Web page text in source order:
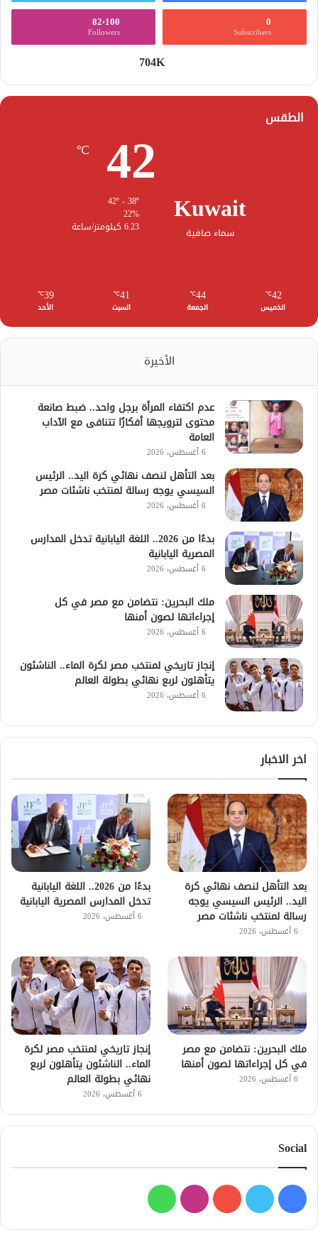
0
Subscribers
82٬100
Followers
704K
الطقس
Kuwait
سماء صافية
42
℃
22%
6.23 كيلومتر/ساعة
42
℃
الخميس
44
℃
الجمعة
41
℃
السبت
39
℃
الأحد
الأخيرة
عدم اكتفاء المرأة برجل واحد.. ضبط صانعة
محتوى لترويجها أفكارًا تتنافى مع الآداب
العامة
6 أغسطس، 2026
بعد التأهل لنصف نهائي كرة اليد.. الرئيس
السيسي يوجه رسالة لمنتخب ناشئات مصر
6 أغسطس، 2026
بدءًا من 2026.. اللغة اليابانية تدخل المدارس
المصرية اليابانية
6 أغسطس، 2026
ملك البحرين: نتضامن مع مصر في كل
إجراءاتها لصون أمنها
6 أغسطس، 2026
إنجاز تاريخي لمنتخب مصر لكرة الماء.. الناشئون
يتأهلون لربع نهائي بطولة العالم
6 أغسطس، 2026
اخر الاخبار
بعد التأهل لنصف نهائي كرة
اليد.. الرئيس السيسي يوجه
رسالة لمنتخب ناشئات مصر
6 أغسطس، 2026
بدءًا من 2026.. اللغة اليابانية
تدخل المدارس المصرية اليابانية
6 أغسطس، 2026
ملك البحرين: نتضامن مع مصر
في كل إجراءاتها لصون أمنها
6 أغسطس، 2026
إنجاز تاريخي لمنتخب مصر لكرة
الماء.. الناشئون يتأهلون لربع
نهائي بطولة العالم
6 أغسطس، 2026
Social
فيسبوك
تويتر يوتيوبانستقرامواتساب